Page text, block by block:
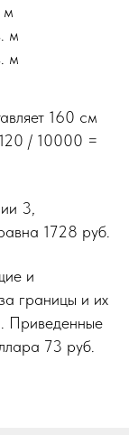
м
м
м
160 см
/ 10000 =
3,
1728 руб.
и
границы и их
Приведенные
73 руб.